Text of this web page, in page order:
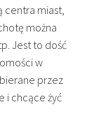
centra miast,
można
Jest to dość
w
przez
i chcące żyć